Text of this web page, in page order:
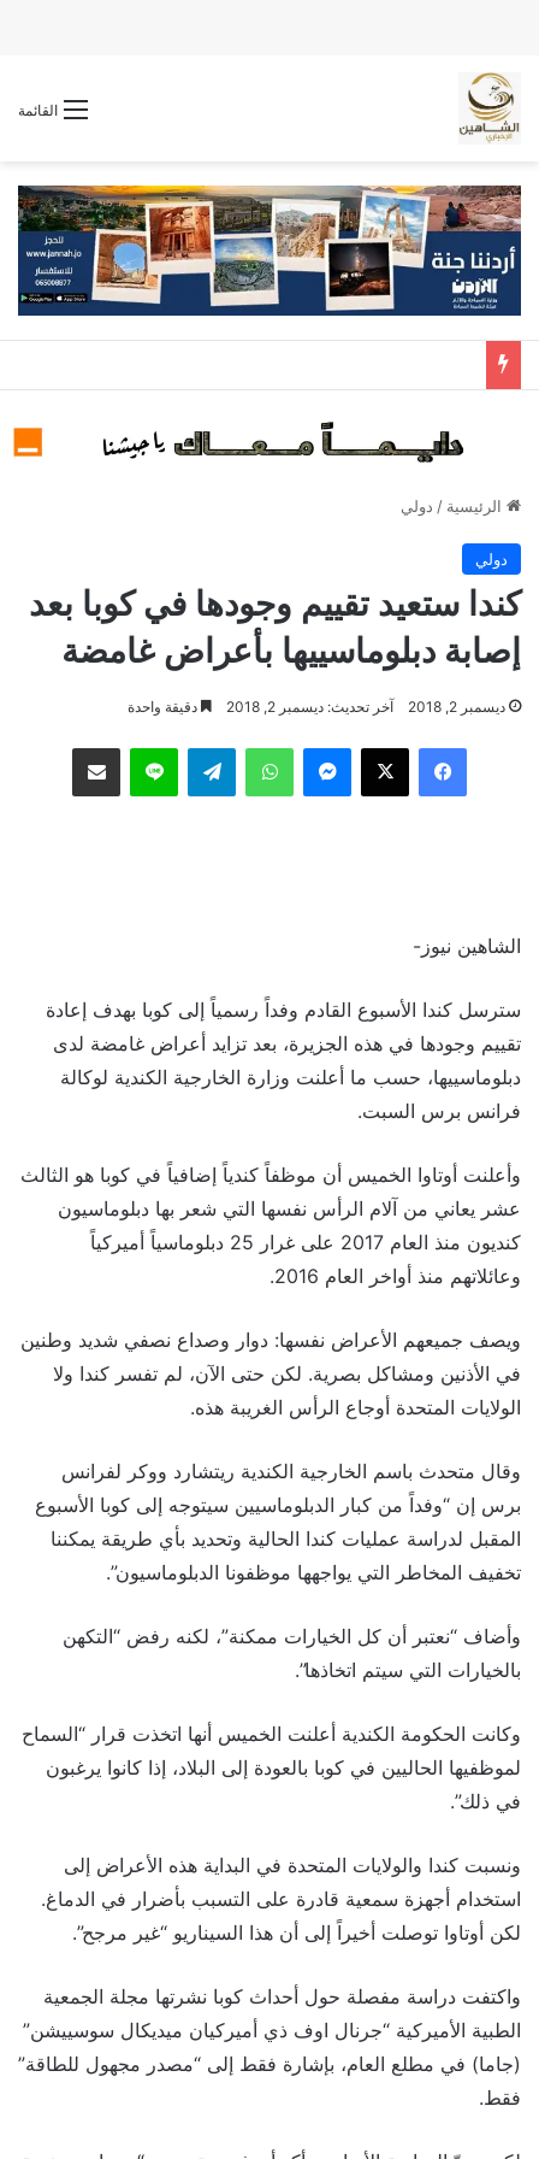
القائمة
الرئيسية / دولي
دولي
كندا ستعيد تقييم وجودها في كوبا بعد
إصابة دبلوماسييها بأعراض غامضة
ديسمبر 2, 2018 آخر تحديث: ديسمبر 2, 2018 دقيقة واحدة
فيسبوك ‫X ماسنجر واتساب تيلقرام لاين مشاركة عبر البريد
الشاهين نيوز-
سترسل كندا الأسبوع القادم وفداً رسمياً إلى كوبا بهدف إعادة
تقييم وجودها في هذه الجزيرة، بعد تزايد أعراض غامضة لدى
دبلوماسييها، حسب ما أعلنت وزارة الخارجية الكندية لوكالة
فرانس برس السبت.
وأعلنت أوتاوا الخميس أن موظفاً كندياً إضافياً في كوبا هو الثالث
عشر يعاني من آلام الرأس نفسها التي شعر بها دبلوماسيون
كنديون منذ العام 2017 على غرار 25 دبلوماسياً أميركياً
وعائلاتهم منذ أواخر العام 2016.
ويصف جميعهم الأعراض نفسها: دوار وصداع نصفي شديد وطنين
في الأذنين ومشاكل بصرية. لكن حتى الآن، لم تفسر كندا ولا
الولايات المتحدة أوجاع الرأس الغريبة هذه.
وقال متحدث باسم الخارجية الكندية ريتشارد ووكر لفرانس
برس إن “وفداً من كبار الدبلوماسيين سيتوجه إلى كوبا الأسبوع
المقبل لدراسة عمليات كندا الحالية وتحديد بأي طريقة يمكننا
تخفيف المخاطر التي يواجهها موظفونا الدبلوماسيون”.
وأضاف “نعتبر أن كل الخيارات ممكنة”، لكنه رفض “التكهن
بالخيارات التي سيتم اتخاذها”.
وكانت الحكومة الكندية أعلنت الخميس أنها اتخذت قرار “السماح
لموظفيها الحاليين في كوبا بالعودة إلى البلاد، إذا كانوا يرغبون
في ذلك”.
ونسبت كندا والولايات المتحدة في البداية هذه الأعراض إلى
استخدام أجهزة سمعية قادرة على التسبب بأضرار في الدماغ.
لكن أوتاوا توصلت أخيراً إلى أن هذا السيناريو “غير مرجح”.
واكتفت دراسة مفصلة حول أحداث كوبا نشرتها مجلة الجمعية
الطبية الأميركية “جرنال اوف ذي أميركيان ميديكال سوسييشن”
(جاما) في مطلع العام، بإشارة فقط إلى “مصدر مجهول للطاقة”
فقط.